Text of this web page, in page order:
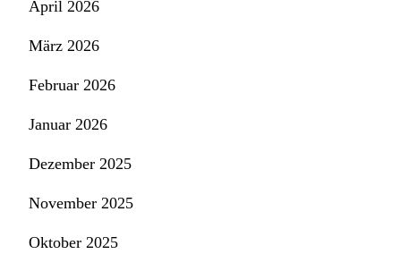
April 2026
März 2026
Februar 2026
Januar 2026
Dezember 2025
November 2025
Oktober 2025